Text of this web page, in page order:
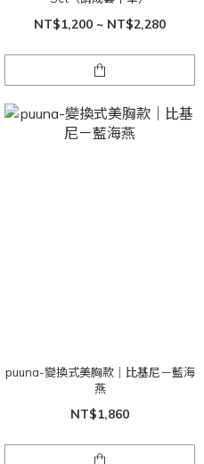
NT$1,200 ~ NT$2,280
puuna-變換式美胸款｜比基尼－藍海
燕
NT$1,860